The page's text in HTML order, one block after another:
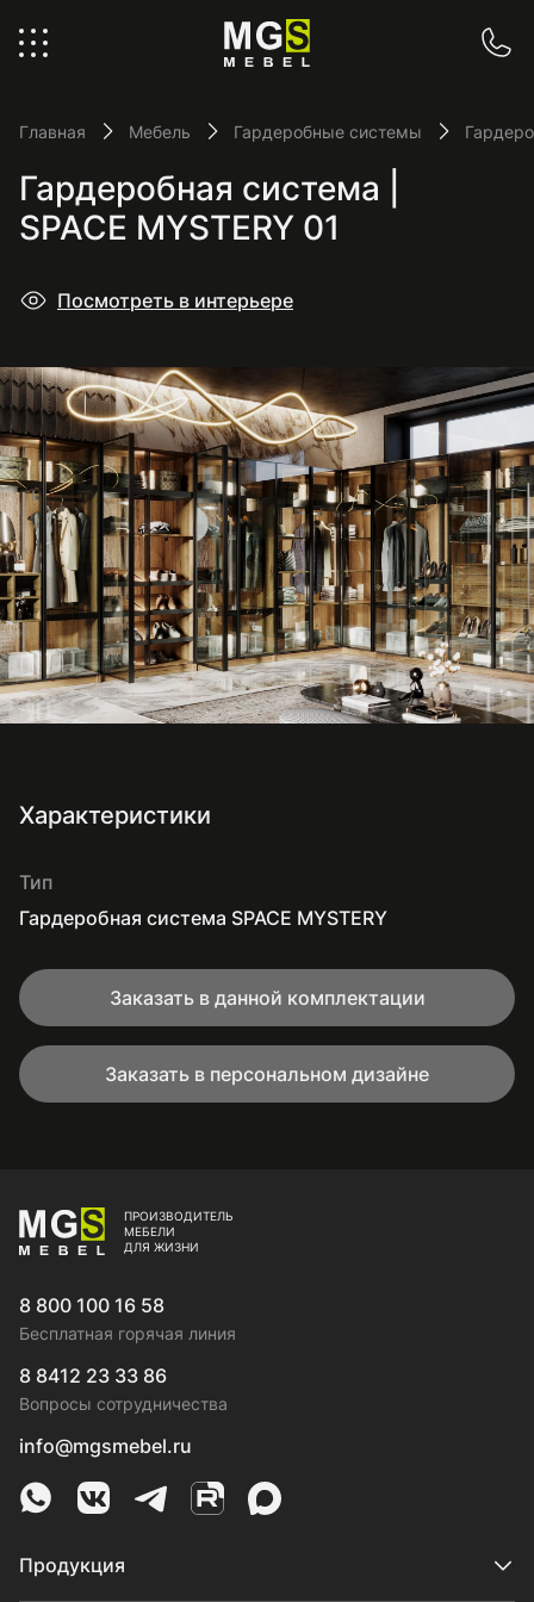
Главная Мебель Гардеробные системы
Гардеробная система |
SPACE MYSTERY 01
Посмотреть в интерьере
Характеристики
Тип
Гардеробная система SPACE MYSTERY
Заказать в данной комплектации
Заказать в персональном дизайне
ПРОИЗВОДИТЕЛЬ
МЕБЕЛИ
ДЛЯ ЖИЗНИ
8 800 100 16 58
Бесплатная горячая линия
8 8412 23 33 86
Вопросы сотрудничества
info@mgsmebel.ru
MGS Mebel в Whatsapp
MGS Mebel в VK
MGS Mebel в Telegram
MGS Mebel на Rutube
MGS Mebel на MAX
Продукция